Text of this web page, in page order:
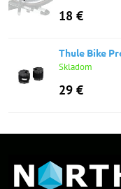
18 €
Thule Bike
Skladom
29 €